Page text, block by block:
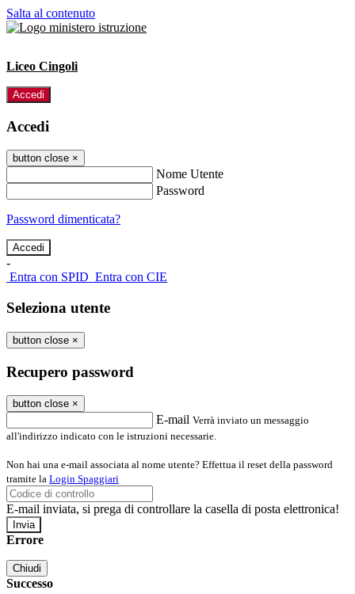
Salta al contenuto
Liceo Cingoli
Accedi
Accedi
button close ×
Nome Utente
Password
Password dimenticata?
-
Entra con SPID Entra con CIE
Seleziona utente
button close ×
Recupero password
button close ×
E-mail Verrà inviato un messaggio
all'indirizzo indicato con le istruzioni necessarie.
Non hai una e-mail associata al nome utente? Effettua il reset della password
tramite la Login Spaggiari
E-mail inviata, si prega di controllare la casella di posta elettronica!
Errore
Chiudi
Successo